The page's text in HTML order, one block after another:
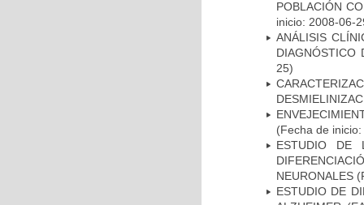
POBLACIÓN
inicio: 2008-06-
ANÁLISIS
DIAGNÓSTICO
25)
(Fecha de
ESTUDIO DE
NEURONALES
ESTUDIO DE